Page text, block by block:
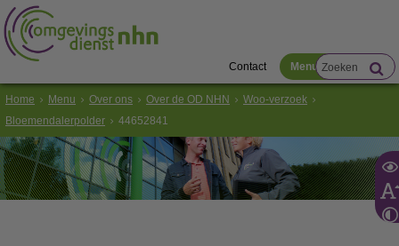
Contact Menu
Home Menu Over ons Over de OD NHN
Woo-verzoek
Bloemendalerpolder
44652841